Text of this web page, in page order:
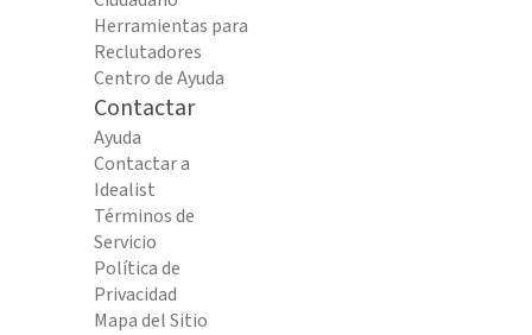
Herramientas para
Reclutadores
Centro de Ayuda
Contactar
Ayuda
Contactar a
Idealist
Términos de
Servicio
Política de
Privacidad
Mapa del Sitio